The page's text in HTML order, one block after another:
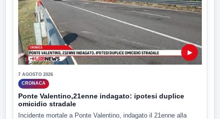
▶
7 AGOSTO 2026
CRONACA
Ponte Valentino,21enne indagato: ipotesi duplice
omicidio stradale
Incidente mortale a Ponte Valentino, indagato il 21enne alla